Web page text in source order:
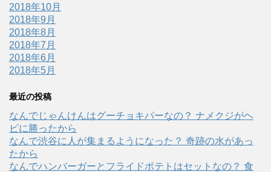
2018年10月
2018年9月
2018年8月
2018年7月
2018年6月
2018年5月
最近の投稿
なんでじゃんけんはグーチョキパーなの？ ナメクジがヘ
ビに勝ったから
なんで渋谷に人が集まるようになった？ 奇跡の水があっ
たから
なんでハンバーガーとフライドポテトはセットなの？ 食